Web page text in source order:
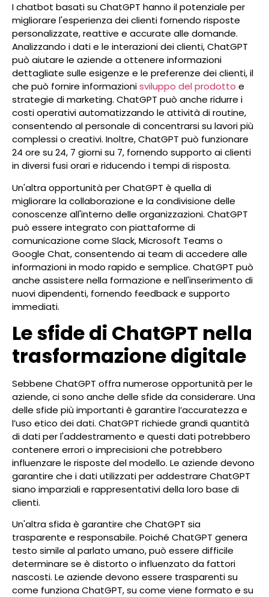
I chatbot basati su ChatGPT hanno il potenziale per
migliorare l'esperienza dei clienti fornendo risposte
personalizzate, reattive e accurate alle domande.
Analizzando i dati e le interazioni dei clienti, ChatGPT
può aiutare le aziende a ottenere informazioni
dettagliate sulle esigenze e le preferenze dei clienti, il
che può fornire informazionisviluppo del prodotto e
strategie di marketing. ChatGPT può anche ridurre i
costi operativi automatizzando le attività di routine,
consentendo al personale di concentrarsi su lavori più
complessi o creativi. Inoltre, ChatGPT può funzionare
24 ore su 24, 7 giorni su 7, fornendo supporto ai clienti
in diversi fusi orari e riducendo i tempi di risposta.
Un'altra opportunità per ChatGPT è quella di
migliorare la collaborazione e la condivisione delle
conoscenze all'interno delle organizzazioni. ChatGPT
può essere integrato con piattaforme di
comunicazione come Slack, Microsoft Teams o
Google Chat, consentendo ai team di accedere alle
informazioni in modo rapido e semplice. ChatGPT può
anche assistere nella formazione e nell'inserimento di
nuovi dipendenti, fornendo feedback e supporto
immediati.
Le sfide di ChatGPT nella
trasformazione digitale
Sebbene ChatGPT offra numerose opportunità per le
aziende, ci sono anche delle sfide da considerare. Una
delle sfide più importanti è garantire l’accuratezza e
l’uso etico dei dati. ChatGPT richiede grandi quantità
di dati per l'addestramento e questi dati potrebbero
contenere errori o imprecisioni che potrebbero
influenzare le risposte del modello. Le aziende devono
garantire che i dati utilizzati per addestrare ChatGPT
siano imparziali e rappresentativi della loro base di
clienti.
Un'altra sfida è garantire che ChatGPT sia
trasparente e responsabile. Poiché ChatGPT genera
testo simile al parlato umano, può essere difficile
determinare se è distorto o influenzato da fattori
nascosti. Le aziende devono essere trasparenti su
come funziona ChatGPT, su come viene formato e su